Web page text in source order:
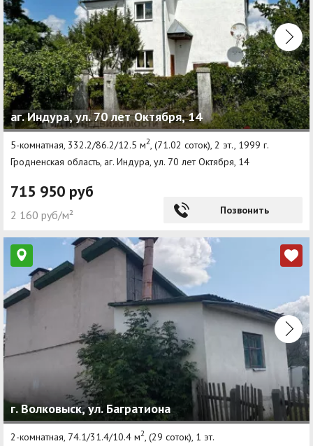
аг. Индура, ул. 70 лет Октября, 14
5-комнатная, 332.2/86.2/12.5 м2 , (71.02 соток), 2 эт., 1999 г.
Гродненская область, аг. Индура, ул. 70 лет Октября, 14
715 950 руб
2 160 руб/м² Позвонить
г. Волковыск, ул. Багратиона
2-комнатная, 74.1/31.4/10.4 м2, (29 соток), 1 эт.